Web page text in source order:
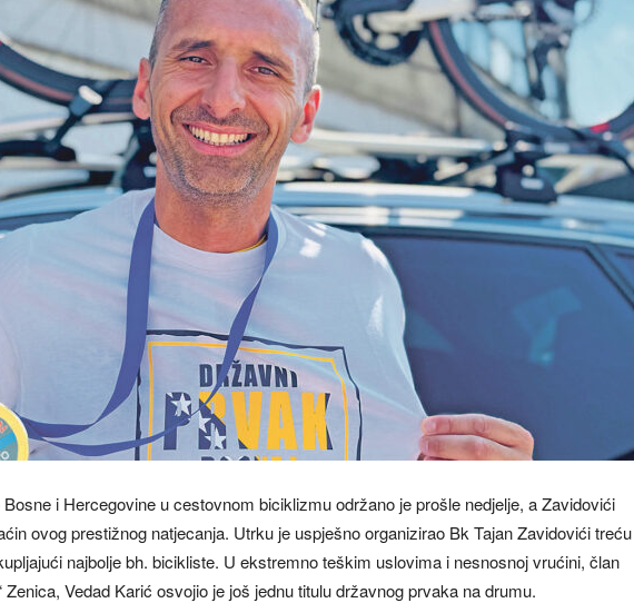
i Hercegovine u cestovnom biciklizmu održano je prošle nedjelje, a Zavidovići
ovog prestižnog natjecanja. Utrku je uspješno organizirao Bk Tajan Zavidovići treću
najbolje bh. bicikliste. U ekstremno teškim uslovima i nesnosnoj vrućini, član
Zenica, Vedad Karić osvojio je još jednu titulu državnog prvaka na drumu.